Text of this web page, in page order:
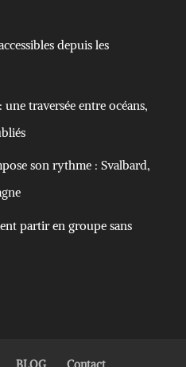
depuis les
traversée entre océans,
son rythme : Svalbard,
partir en groupe sans